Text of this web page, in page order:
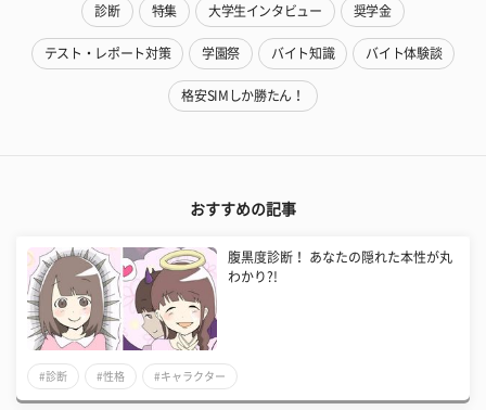
診断 特集 大学生インタビュー 奨学金
テスト・レポート対策 学園祭 バイト知識 バイト体験談
格安SIMしか勝たん！
おすすめの記事
腹黒度診断！ あなたの隠れた本性が丸
わかり?!
#診断 #性格 #キャラクター